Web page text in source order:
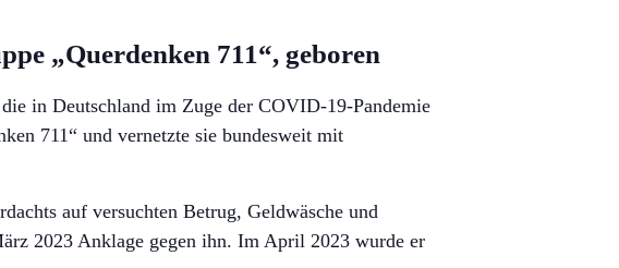
„Querdenken 711“, geboren
in Deutschland im Zuge der COVID-19-Pandemie
711“ und vernetzte sie bundesweit mit
auf versuchten Betrug, Geldwäsche und
2023 Anklage gegen ihn. Im April 2023 wurde er